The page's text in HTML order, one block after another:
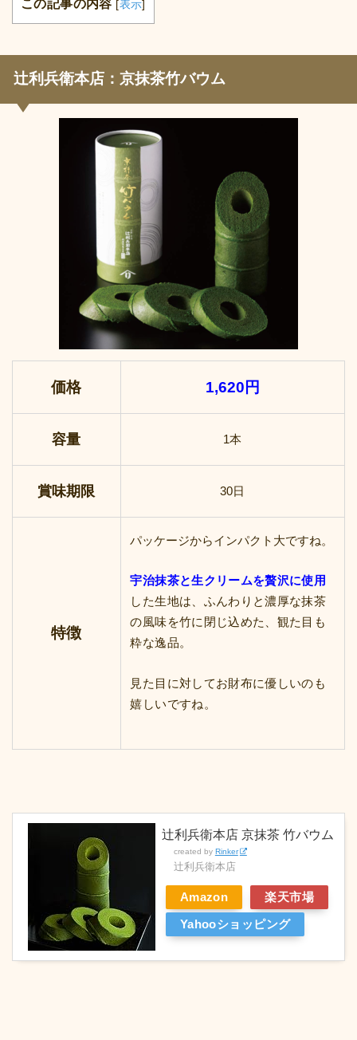
この記事の内容 [表示]
辻利兵衛本店：京抹茶竹バウム
価格 1,620円
容量 1本
賞味期限 30日
特徴
パッケージからインパクト大ですね。
宇治抹茶と生クリームを贅沢に使用
した生地は、ふんわりと濃厚な抹茶
の風味を竹に閉じ込めた、観た目も
粋な逸品。
見た目に対してお財布に優しいのも
嬉しいですね。
辻利兵衛本店 京抹茶 竹バウム
created by Rinker
辻利兵衛本店
Amazon 楽天市場
Yahooショッピング